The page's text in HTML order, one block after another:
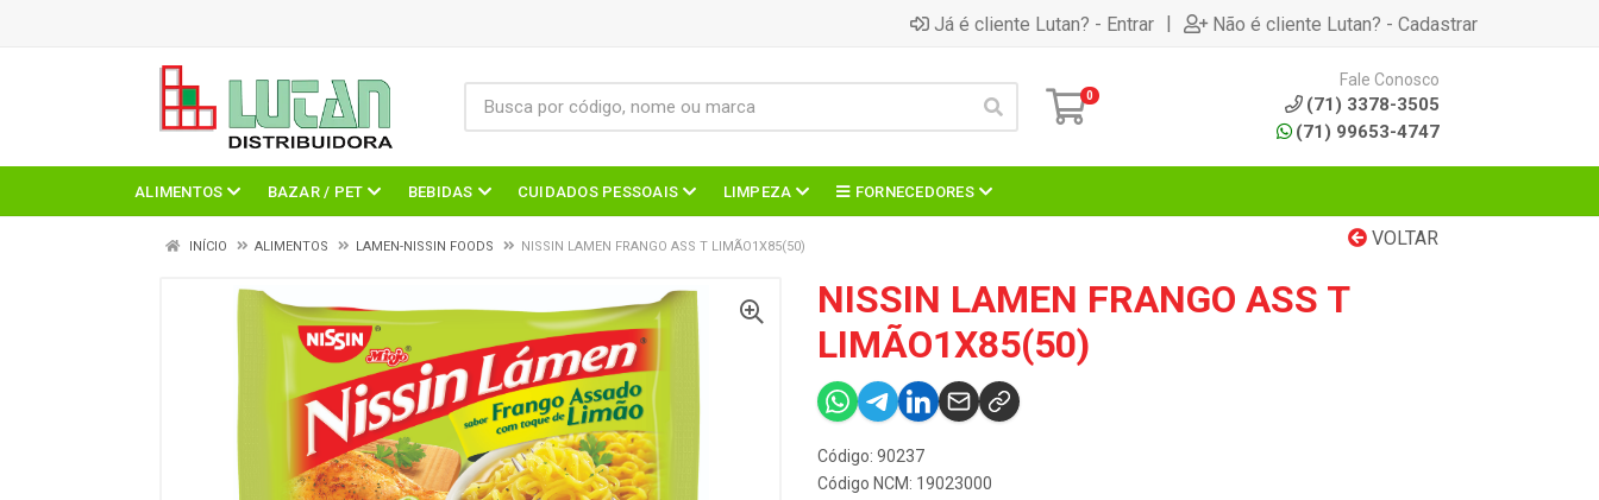
Já é cliente Lutan? - Entrar | Não é cliente Lutan? - Cadastrar
0
Fale Conosco
(71) 3378-3505
(71) 99653-4747
ALIMENTOS BAZAR / PET BEBIDAS CUIDADOS PESSOAIS LIMPEZA FORNECEDORES
VOLTAR
INÍCIO ALIMENTOS LAMEN-NISSIN FOODS NISSIN LAMEN FRANGO ASS T LIMÃO1X85(50)
NISSIN LAMEN FRANGO ASS T
LIMÃO1X85(50)
Código: 90237
Código NCM: 19023000